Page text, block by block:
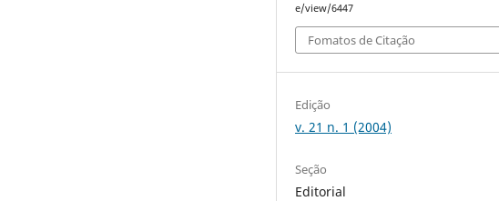
e/view/6447
Fomatos de Citação
Edição
v. 21 n. 1 (2004)
Seção
Editorial